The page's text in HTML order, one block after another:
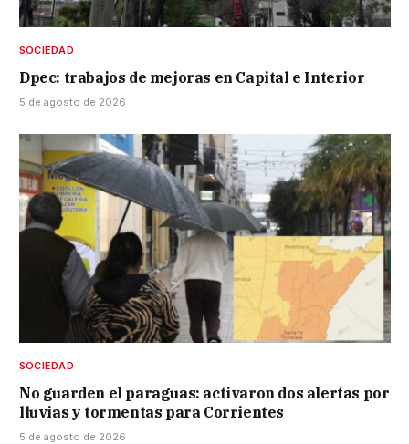
SOCIEDAD
Dpec: trabajos de mejoras en Capital e Interior
5 de agosto de 2026
SOCIEDAD
No guarden el paraguas: activaron dos alertas por
lluvias y tormentas para Corrientes
5 de agosto de 2026